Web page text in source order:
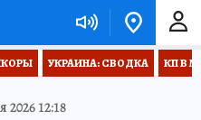
УКРАИНА: СВОДКА КП В
12:18